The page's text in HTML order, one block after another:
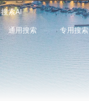
搜索AI
通用搜索 专用搜索